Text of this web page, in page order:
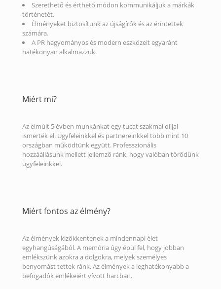
Szerethető és érthető módon kommunikáljuk a márkák
történetét.
Élményeket biztosítunk az újságírók és az érintettek
számára.
A PR hagyományos és modern eszközeit egyaránt
hatékonyan alkalmazzuk.
Miért mi?
Az elmúlt 5 évben munkánkat egy tucat szakmai díjjal
ismerték el. Ügyfeleinkkel és partnereinkkel több mint 10
országban működtünk együtt. Professzionális
hozzáállásunk mellett jellemző ránk, hogy valóban törődünk
ügyfeleinkkel.
Miért fontos az élmény?
Az élmények kizökkentenek a mindennapi élet
egyhangúságából. A memória úgy épül fel, hogy jobban
emlékszünk azokra a dolgokra, melyek személyes
benyomást tettek ránk. Az élmények a leghatékonyabb a
befogadók emlékeiért vívott harcban.